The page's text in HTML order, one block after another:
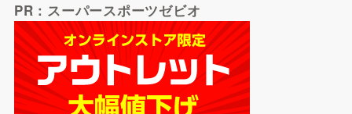
PR：スーパースポーツゼビオ